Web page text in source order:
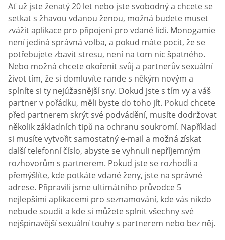
Ať už jste ženatý 20 let nebo jste svobodný a chcete se
setkat s žhavou vdanou ženou, možná budete muset
zvážit aplikace pro připojení pro vdané lidi. Monogamie
není jediná správná volba, a pokud máte pocit, že se
potřebujete zbavit stresu, není na tom nic špatného.
Nebo možná chcete okořenit svůj a partnerův sexuální
život tím, že si domluvíte rande s někým novým a
splníte si ty nejúžasnější sny. Dokud jste s tím vy a váš
partner v pořádku, měli byste do toho jít. Pokud chcete
před partnerem skrýt své podvádění, musíte dodržovat
několik základních tipů na ochranu soukromí. Například
si musíte vytvořit samostatný e-mail a možná získat
další telefonní číslo, abyste se vyhnuli nepříjemným
rozhovorům s partnerem. Pokud jste se rozhodli a
přemýšlíte, kde potkáte vdané ženy, jste na správné
adrese. Připravili jsme ultimátního průvodce 5
nejlepšími aplikacemi pro seznamování, kde vás nikdo
nebude soudit a kde si můžete splnit všechny své
nejšpinavější sexuální touhy s partnerem nebo bez něj.